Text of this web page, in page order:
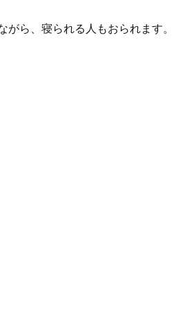
ら、寝られる人もおられます。